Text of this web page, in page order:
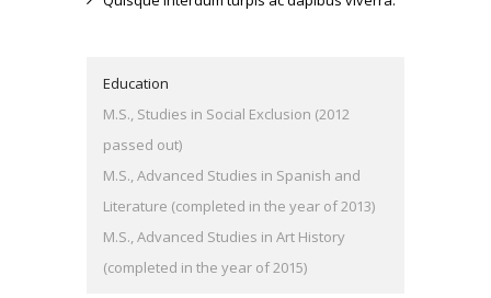
Education
M.S., Studies in Social Exclusion (2012
passed out)
M.S., Advanced Studies in Spanish and
Literature (completed in the year of 2013)
M.S., Advanced Studies in Art History
(completed in the year of 2015)